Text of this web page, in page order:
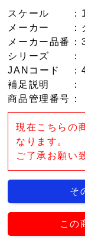
スケール
メーカー
メーカー品番
シリーズ
：
JANコード
補足説明
：
商品管理番号 ：
現在こちらの
なります。
ご了承お願い
そ
この